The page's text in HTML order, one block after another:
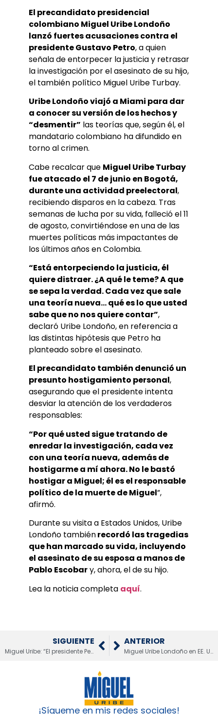
El precandidato presidencial
colombiano Miguel Uribe Londoño
lanzó fuertes acusaciones contra el
presidente Gustavo Petro, a quien
señala de entorpecer la justicia y retrasar
la investigación por el asesinato de su hijo,
el también político Miguel Uribe Turbay.
Uribe Londoño viajó a Miami para dar
a conocer su versión de los hechos y
“desmentir” las teorías que, según él, el
mandatario colombiano ha difundido en
torno al crimen.
Cabe recalcar que Miguel Uribe Turbay
fue atacado el 7 de junio en Bogotá,
durante una actividad preelectoral,
recibiendo disparos en la cabeza. Tras
semanas de lucha por su vida, falleció el 11
de agosto, convirtiéndose en una de las
muertes políticas más impactantes de
los últimos años en Colombia.
“Está entorpeciendo la justicia, él
quiere distraer. ¿A qué le teme? A que
se sepa la verdad. Cada vez que sale
una teoría nueva… qué es lo que usted
sabe que no nos quiere contar”,
declaró Uribe Londoño, en referencia a
las distintas hipótesis que Petro ha
planteado sobre el asesinato.
El precandidato también denunció un
presunto hostigamiento personal,
asegurando que el presidente intenta
desviar la atención de los verdaderos
responsables:
“Por qué usted sigue tratando de
enredar la investigación, cada vez
con una teoría nueva, además de
hostigarme a mí ahora. No le bastó
hostigar a Miguel; él es el responsable
político de la muerte de Miguel”,
afirmó.
Durante su visita a Estados Unidos, Uribe
Londoño tambiénrecordó las tragedias
que han marcado su vida, incluyendo
el asesinato de su esposa a manos de
Pablo Escobary, ahora, el de su hijo.
Lea la noticia completa aquí.
ANTERIOR
Miguel Uribe Londoño en EE. UU.: “Colombia no es Petro, los buenos somos más”
SIGUIENTE
Miguel Uribe: “El presidente Petro está entorpeciendo la investigación”
¡Sígueme en mis redes sociales!